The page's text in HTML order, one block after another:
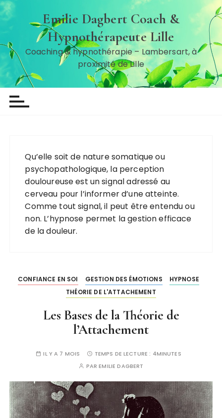
P
a
s
e
r
a
Emilie Dagbert Coach &
Hypnothérapeute Lille
Coaching & hypnothérapie – Lambersart, à
proximité de Lille
Qu’elle soit de nature somatique ou
psychopathologique, la perception
douloureuse est un signal adressé au
cerveau pour l’informer d’une atteinte.
Comme tout signal, il peut être entendu ou
non. L’hypnose permet la gestion efficace
de la douleur.
CONFIANCE EN SOI GESTION DES ÉMOTIONS
HYPNOSE
THÉORIE DE L'ATTACHEMENT
Les Bases de la Théorie de
l’Attachement
IL Y A 7 MOIS TEMPS DE LECTURE : 4MINUTES
PAREMILIE DAGBERT